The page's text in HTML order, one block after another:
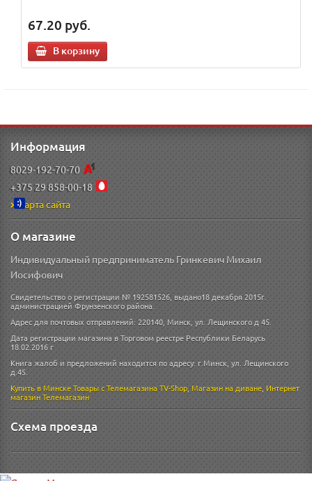
67.20 руб.
В корзину
Информация
8029-192-70-70
+375 29 858-00-18
Карта сайта
О магазине
Индивидуальный предприниматель Гринкевич Михаил
Иосифович
Свидетельство о регистрации № 192581526, выдано18 декабря 2015г.
администрацией Фрунзенского района.
Адрес для почтовых отправлений: 220140, Минск, ул. Лещинского д 45.
Дата регистрации магазина в Торговом реестре Республики Беларусь
18.02.2016 г
Книга жалоб и предложений находится по адресу: г.Минск, ул. Лещинского
д.45.
Купить в МинскеТовары с Телемагазина TV-Shop,Магазин на диване,Интернет
магазинТелемагазин
Схема проезда